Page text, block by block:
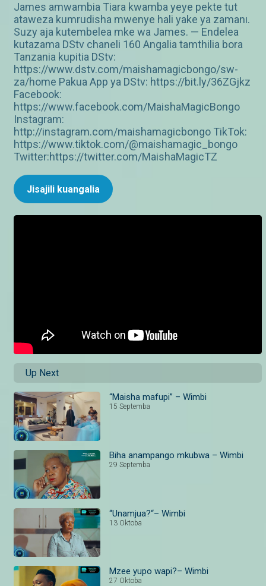
James amwambia Tiara kwamba yeye pekte tut
ataweza kumrudisha mwenye hali yake ya zamanı.
Suzy aja kutembelea mke wa James. — Endelea
kutazama DStv chaneli 160 Angalia tamthilia bora
Tanzania kupitia DStv:
https://www.dstv.com/maishamagicbongo/sw-
za/home Pakua App ya DStv: https://bit.ly/36ZGjkz
Facebook:
https://www.facebook.com/MaishaMagicBongo
Instagram:
http://instagram.com/maishamagicbongo TikTok:
https://www.tiktok.com/@maishamagic_bongo
Twitter:https://twitter.com/MaishaMagicTZ
Jisajili kuangalia
Up Next
“Maisha mafupi” – Wimbi
15 Septemba
Biha anampango mkubwa – Wimbi
29 Septemba
“Unamjua?“– Wimbi
13 Oktoba
Mzee yupo wapi?– Wimbi
27 Oktoba